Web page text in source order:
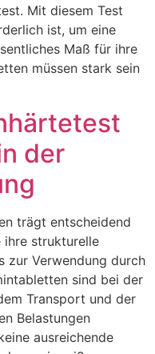
Mit diesem Test
ist, um eine
Maß für ihre
müssen stark sein
der
trägt entscheidend
ihre strukturelle
zur Verwendung durch
sind bei der
Transport und der
Belastungen
ausreichende